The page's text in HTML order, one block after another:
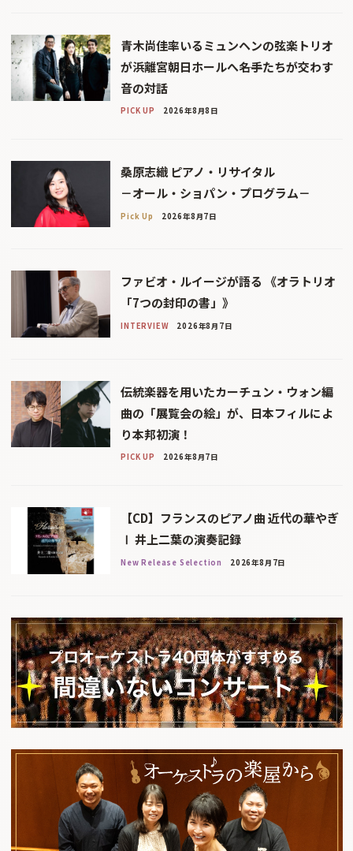
青木尚佳率いるミュンヘンの弦楽トリオ
が浜離宮朝日ホールへ――名手たちが交わす
音の対話
PICK UP 2026年8月8日
桑原志織 ピアノ・リサイタル
－オール・ショパン・プログラム－
Pick Up 2026年8月7日
ファビオ・ルイージが語る 《オラトリオ
「7つの封印の書」》
INTERVIEW 2026年8月7日
伝統楽器を用いたカーチュン・ウォン編
曲の「展覧会の絵」が、日本フィルによ
り本邦初演！
PICK UP 2026年8月7日
【CD】フランスのピアノ曲 近代の華やぎ
Ⅰ 井上二葉の演奏記録
New Release Selection 2026年8月7日